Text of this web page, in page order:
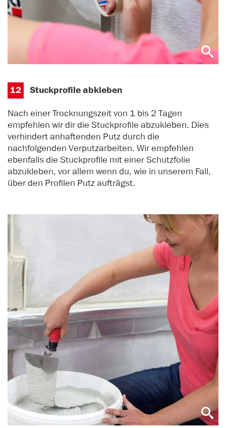
12 Stuckprofile abkleben
Nach einer Trocknungszeit von 1 bis 2 Tagen
empfehlen wir dir die Stuckprofile abzukleben. Dies
verhindert anhaftenden Putz durch die
nachfolgenden Verputzarbeiten. Wir empfehlen
ebenfalls die Stuckprofile mit einer Schutzfolie
abzukleben, vor allem wenn du, wie in unserem Fall,
über den Profilen Putz aufträgst.